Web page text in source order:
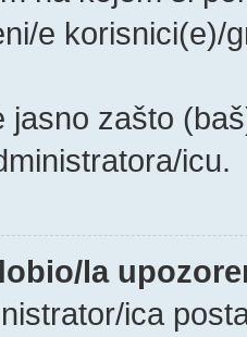
e korisnici(e)/
jasno zašto
icu.
la
ica